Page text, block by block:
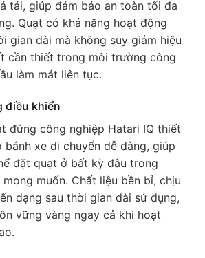
tải, giúp đảm bảo an toàn tối đa
Quạt có khả năng hoạt động
gian dài mà không suy giảm hiệu
cần thiết trong môi trường công
làm mát liên tục.
điều khiển
đứng công nghiệp Hatari IQ thiết
bánh xe di chuyển dễ dàng, giúp
đặt quạt ở bất kỳ đâu trong
muốn. Chất liệu bền bỉ, chịu
dạng sau thời gian dài sử dụng,
vững vàng ngay cả khi hoạt